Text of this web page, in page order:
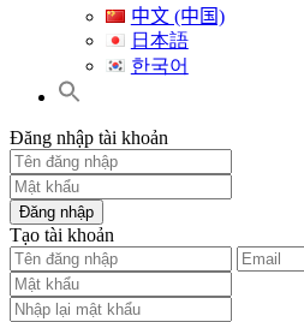
中文 (中国)
日本語
한국어
Đăng nhập tài khoản
Đăng nhập
Tạo tài khoản